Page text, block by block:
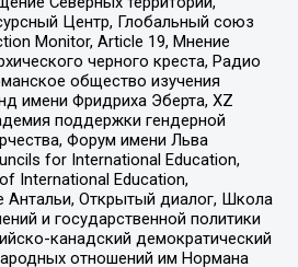
Центр, Глобальный союз
Monitor, Article 19, Мнение
черного креста, Радио
общество изучения
имени Фридриха Эберта, XZ
поддержки гендерной
Форум имени Льва
for International Education,
International Education,
Антальи, Открытый диалог, Школа
и государственной политики
канадский демократический
отношений им Нормана